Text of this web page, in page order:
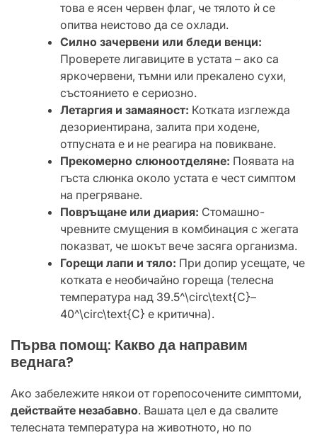
това е ясен червен флаг, че тялото ѝ се
опитва неистово да се охлади.
Силно зачервени или бледи венци:
Проверете лигавиците в устата – ако са
яркочервени, тъмни или прекалено сухи,
състоянието е сериозно.
Летаргия и замаяност: Котката изглежда
дезориентирана, залита при ходене,
отпусната е и не реагира на повикване.
Прекомерно слюноотделяне: Появата на
гъста слюнка около устата е чест симптом
на прегряване.
Повръщане или диария: Стомашно-
чревните смущения в комбинация с жегата
показват, че шокът вече засяга организма.
Горещи лапи и тяло: При допир усещате, че
котката е необичайно гореща (телесна
температура над 39.5^\circ\text{C}–
40^\circ\text{C} е критична).
​Първа помощ: Какво да направим
веднага?
​Ако забележите някои от горепосочените симптоми,
действайте незабавно. Вашата цел е да свалите
телесната температура на животното, но по